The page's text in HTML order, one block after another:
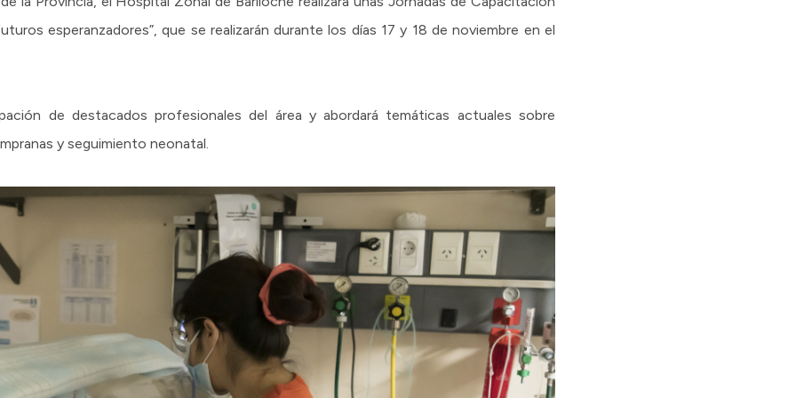
esperanzadores”, que se realizarán durante los días 17 y 18 de noviembre en el
de destacados profesionales del área y abordará temáticas actuales sobre
y seguimiento neonatal.